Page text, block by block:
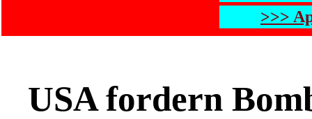
>>>
USA fordern